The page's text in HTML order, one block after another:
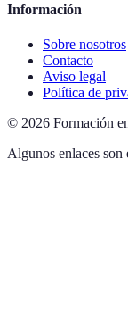
Información
Sobre nosotros
Contacto
Aviso legal
Política de
© 2026 Formación
Algunos enlaces son